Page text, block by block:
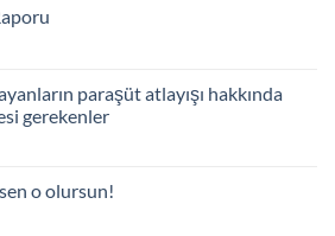
paraşüt atlayışı hakkında
gerekenler
o olursun!